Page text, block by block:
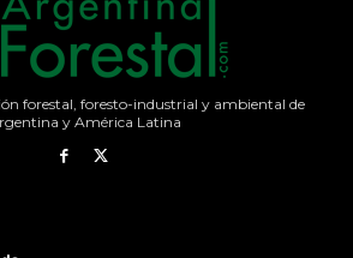
forestal, foresto-industrial y ambiental de
y América Latina